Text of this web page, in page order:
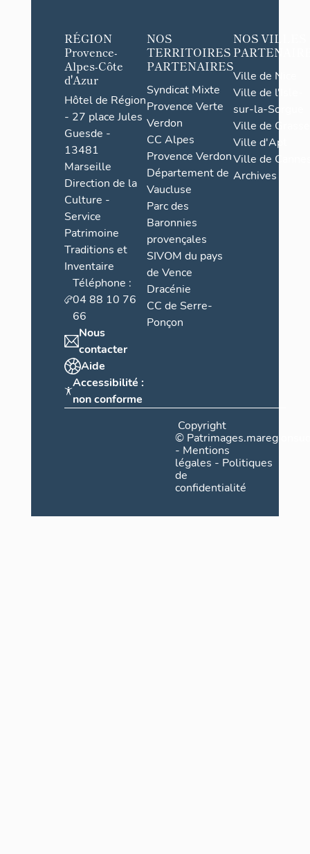
RÉGION
Provence-
Alpes-Côte
d'Azur
Hôtel de Région
- 27 place Jules
Guesde -
13481
Marseille
Direction de la
Culture -
Service
Patrimoine
Traditions et
Inventaire
Téléphone :
04 88 10 76
66
Nous
contacter
Aide
Accessibilité :
non conforme
NOS
TERRITOIRES
PARTENAIRES
Syndicat Mixte
Provence Verte
Verdon
CC Alpes
Provence Verdon
Département de
Vaucluse
Parc des
Baronnies
provençales
SIVOM du pays
de Vence
Dracénie
CC de Serre-
Ponçon
NOS VILLES
Ville de Nice
Ville de l'Isle-
sur-la-Sorgue
Ville de Grasse
Ville d'Apt
Ville de
Archives
Copyright
©
- Mentions
légales - Politiques
de
confidentialité